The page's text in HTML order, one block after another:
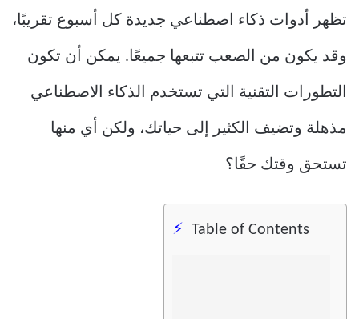
تظهر أدوات ذكاء اصطناعي جديدة كل أسبوع تقريبًا،
وقد يكون من الصعب تتبعها جميعًا. يمكن أن تكون
التطورات التقنية التي تستخدم الذكاء الاصطناعي
مذهلة وتضيف الكثير إلى حياتك، ولكن أي منها
تستحق وقتك حقًا؟
Table of Contents